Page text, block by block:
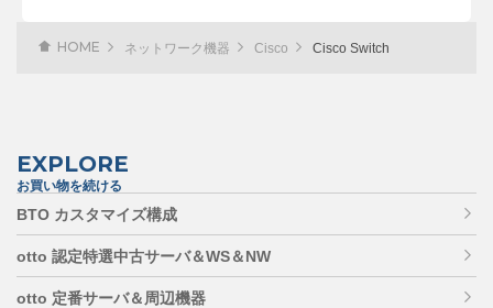
HOME ネットワーク機器 Cisco Cisco Switch
EXPLORE
お買い物を続ける
BTO カスタマイズ構成
otto 認定特選中古サーバ＆WS＆NW
otto 定番サーバ＆周辺機器